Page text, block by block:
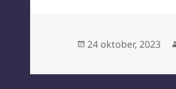
Postat
24 oktober, 2023